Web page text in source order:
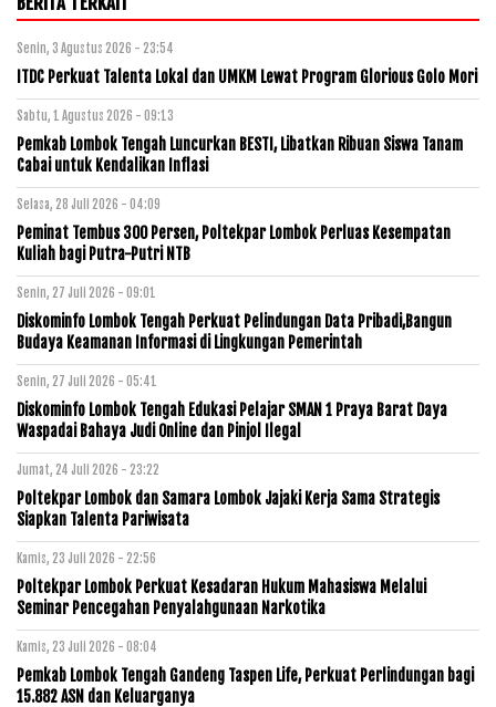
Senin, 3 Agustus 2026 - 23:54
ITDC Perkuat Talenta Lokal dan UMKM Lewat Program Glorious Golo Mori
Sabtu, 1 Agustus 2026 - 09:13
Pemkab Lombok Tengah Luncurkan BESTI, Libatkan Ribuan Siswa Tanam
Cabai untuk Kendalikan Inflasi
Selasa, 28 Juli 2026 - 04:09
Peminat Tembus 300 Persen, Poltekpar Lombok Perluas Kesempatan
Kuliah bagi Putra-Putri NTB
Senin, 27 Juli 2026 - 09:01
Diskominfo Lombok Tengah Perkuat Pelindungan Data Pribadi,Bangun
Budaya Keamanan Informasi di Lingkungan Pemerintah
Senin, 27 Juli 2026 - 05:41
Diskominfo Lombok Tengah Edukasi Pelajar SMAN 1 Praya Barat Daya
Waspadai Bahaya Judi Online dan Pinjol Ilegal
Jumat, 24 Juli 2026 - 23:22
Poltekpar Lombok dan Samara Lombok Jajaki Kerja Sama Strategis
Siapkan Talenta Pariwisata
Kamis, 23 Juli 2026 - 22:56
Poltekpar Lombok Perkuat Kesadaran Hukum Mahasiswa Melalui
Seminar Pencegahan Penyalahgunaan Narkotika
Kamis, 23 Juli 2026 - 08:04
Pemkab Lombok Tengah Gandeng Taspen Life, Perkuat Perlindungan bagi
15.882 ASN dan Keluarganya